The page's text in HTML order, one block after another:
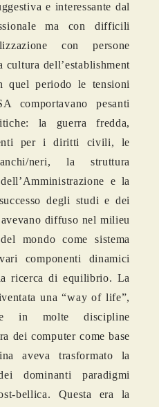
e interessante dal
ma con difficili
con persone
cultura dell’establishment
quel periodo le tensioni
comportavano pesanti
la guerra fredda,
per i diritti civili, le
neri, la struttura
e la
degli studi e dei
diffuso nel milieu
mondo come sistema
componenti dinamici
ricerca di equilibrio. La
una “way of life”,
in molte discipline
dei computer come base
aveva trasformato la
dominanti paradigmi
bellica. Questa era la